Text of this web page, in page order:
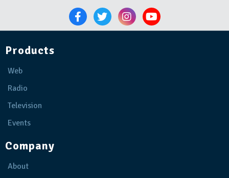
Products
Web
Radio
Television
Events
Company
About